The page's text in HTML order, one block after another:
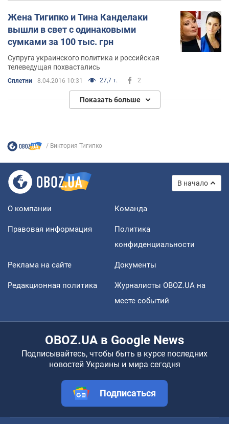
Жена Тигипко и Тина Канделаки
вышли в свет с одинаковыми
сумками за 100 тыс. грн
Супруга украинского политика и российская
телеведущая похвастались
Сплетни 8.04.2016 10:31 27,7 т. 2
Показать больше
Виктория Тигипко
В начало
О компании Команда
Правовая информация
Политика
конфиденциальности
Реклама на сайте Документы
Редакционная политика
Журналисты OBOZ.UA на
месте событий
OBOZ.UA в Google News
Подписывайтесь, чтобы быть в курсе последних
новостей Украины и мира сегодня
Подписаться